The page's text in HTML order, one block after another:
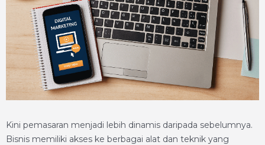
Kini pemasaran menjadi lebih dinamis daripada sebelumnya.
Bisnis memiliki akses ke berbagai alat dan teknik yang